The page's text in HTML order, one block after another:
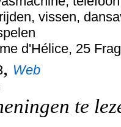
vissen,
d'Hélice, 25
, Web
te